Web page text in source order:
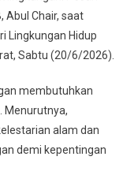
Abul Chair, saat
Lingkungan Hidup
Sabtu (20/6/2026).
membutuhkan
Menurutnya,
alam dan
demi kepentingan